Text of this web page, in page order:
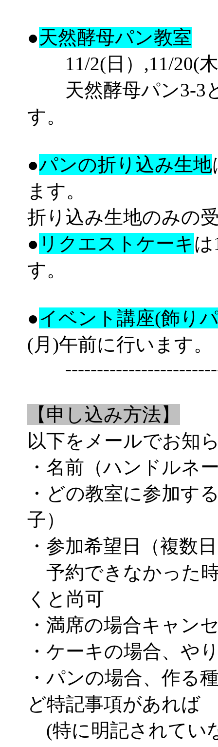
●天然酵母パン教室
11/2(日）,11/20(木
天然酵母パン3-3と
す。
●パンの折り込み生地
ます。
折り込み生地のみの
● リクエストケーキ
す。
●イベント講座(飾り
(月)午前に行います。
【申し込み方法】
以下をメールでお知
・名前（ハンドルネ
・どの教室に参加す
子）
・参加希望日（複数
予約できなかった
くと尚可
・満席の場合キャン
・ケーキの場合、や
・パンの場合、作る
ど特記事項があれば
(特に明記されてい